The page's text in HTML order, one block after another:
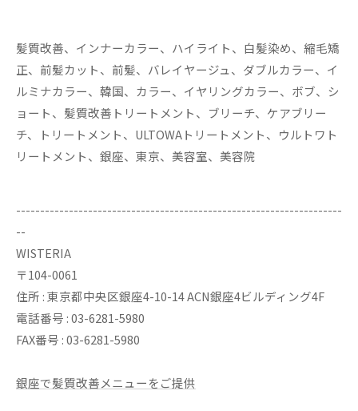
髪質改善、インナーカラー、ハイライト、白髪染め、縮毛矯
正、前髪カット、前髪、バレイヤージュ、ダブルカラー、イ
ルミナカラー、韓国、カラー、イヤリングカラー、ボブ、シ
ョート、髪質改善トリートメント、ブリーチ、ケアブリー
チ、トリートメント、ULTOWAトリートメント、ウルトワト
リートメント、銀座、東京、美容室、美容院
--------------------------------------------------------------------
--
WISTERIA
〒104-0061
住所 : 東京都中央区銀座4-10-14 ACN銀座4ビルディング4F
電話番号 : 03-6281-5980
FAX番号 : 03-6281-5980
銀座で髪質改善メニューをご提供